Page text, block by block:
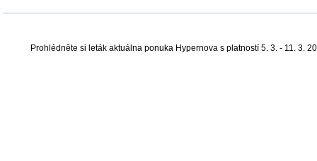
Prohlédněte si leták aktuálna ponuka Hypernova s platností 5. 3. - 11. 3.